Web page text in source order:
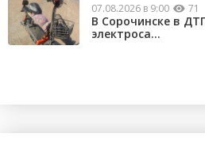
07.08.2026 в 9:00 71
В Сорочинске в
электроса...